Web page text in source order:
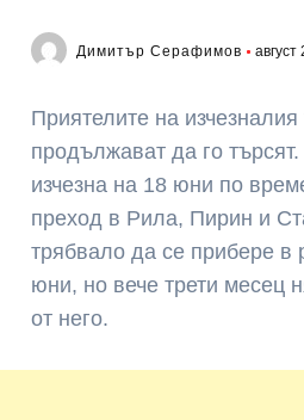
Димитър Серафимов август
Приятелите на
продължават да го
изчезна на 18 юни по
преход в Рила, Пирин и
трябвало да се прибере в
юни, но вече трети месец
от него.